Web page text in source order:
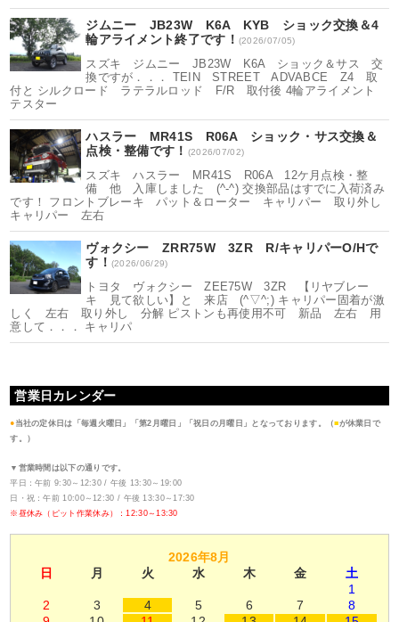
ジムニー JB23W K6A KYB ショック交換＆4
輪アライメント終了です！ (2026/07/05)
スズキ ジムニー JB23W K6A ショック＆サス 交
換ですが．．． TEIN STREET ADVABCE Z4 取
付と シルクロード ラテラルロッド F/R 取付後 4輪アライメント
テスター
ハスラー MR41S R06A ショック・サス交換＆
点検・整備です！ (2026/07/02)
スズキ ハスラー MR41S R06A 12ケ月点検・整
備 他 入庫しました (^-^) 交換部品はすでに入荷済み
です！ フロントブレーキ パット＆ローター キャリパー 取り外し
キャリパー 左右
ヴォクシー ZRR75W 3ZR R/キャリパーO/Hで
す！ (2026/06/29)
トヨタ ヴォクシー ZEE75W 3ZR 【リヤブレー
キ 見て欲しい】と 来店 (^▽^;) キャリパー固着が激
しく 左右 取り外し 分解 ピストンも再使用不可 新品 左右 用
意して．．． キャリパ
営業日カレンダー
● 当社の定休日は「毎週火曜日」「第2月曜日」「祝日の月曜日」となっております。（■が休業日で
す。）
▼営業時間は以下の通りです。
平日：午前 9:30～12:30 / 午後 13:30～19:00
日・祝：午前 10:00～12:30 / 午後 13:30～17:30
※昼休み（ピット作業休み）：12:30～13:30
2026年8月
日
月 火 水 木 金
土
1
2
3 4 5 6 7
8